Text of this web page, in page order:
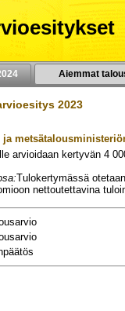
Aiemmat
TALOUSARVIOKSI
2023
ja
arvioidaan kertyvän 4
Tulokertymässä
nettoutettavina